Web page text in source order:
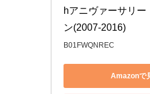
hアニヴァーサリー
ン(2007-2016)
B01FWQNREC
Amazonで